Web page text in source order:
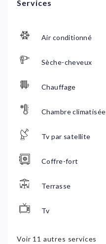
Services
Air conditionné
Sèche-cheveux
Chauffage
Chambre climatisée
Tv par satellite
Coffre-fort
Terrasse
Tv
Voir 11 autres services
Wifi